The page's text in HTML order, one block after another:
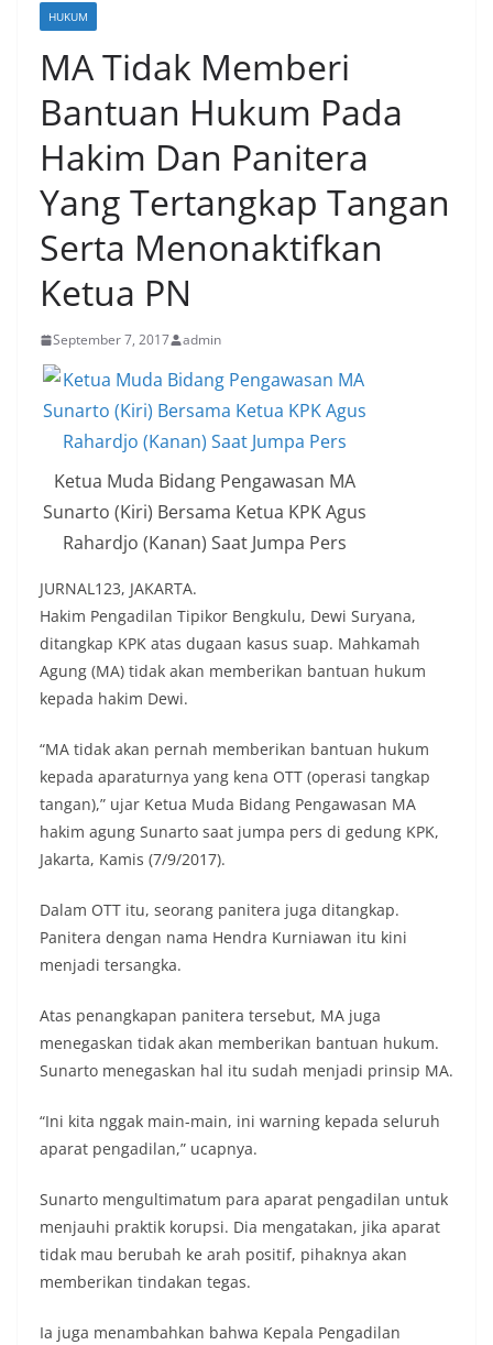
HUKUM
MA Tidak Memberi
Bantuan Hukum Pada
Hakim Dan Panitera
Yang Tertangkap Tangan
Serta Menonaktifkan
Ketua PN
September 7, 2017 admin
Ketua Muda Bidang Pengawasan MA
Sunarto (Kiri) Bersama Ketua KPK Agus
Rahardjo (Kanan) Saat Jumpa Pers
JURNAL123, JAKARTA.
Hakim Pengadilan Tipikor Bengkulu, Dewi Suryana,
ditangkap KPK atas dugaan kasus suap. Mahkamah
Agung (MA) tidak akan memberikan bantuan hukum
kepada hakim Dewi.
“MA tidak akan pernah memberikan bantuan hukum
kepada aparaturnya yang kena OTT (operasi tangkap
tangan),” ujar Ketua Muda Bidang Pengawasan MA
hakim agung Sunarto saat jumpa pers di gedung KPK,
Jakarta, Kamis (7/9/2017).
Dalam OTT itu, seorang panitera juga ditangkap.
Panitera dengan nama Hendra Kurniawan itu kini
menjadi tersangka.
Atas penangkapan panitera tersebut, MA juga
menegaskan tidak akan memberikan bantuan hukum.
Sunarto menegaskan hal itu sudah menjadi prinsip MA.
“Ini kita nggak main-main, ini warning kepada seluruh
aparat pengadilan,” ucapnya.
Sunarto mengultimatum para aparat pengadilan untuk
menjauhi praktik korupsi. Dia mengatakan, jika aparat
tidak mau berubah ke arah positif, pihaknya akan
memberikan tindakan tegas.
Ia juga menambahkan bahwa Kepala Pengadilan